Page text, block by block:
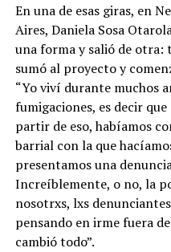
En una de esas giras, en
Aires, Daniela Sosa
una forma y salió de otra:
sumó al proyecto y
“Yo viví durante muchos
fumigaciones, es decir
partir de eso, habíamos
barrial con la que
presentamos una
Increíblemente, o no, la
nosotrxs, lxs
pensando en irme fuera
cambió todo”.